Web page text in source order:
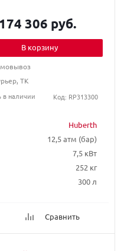
Huberth
12,5 атм (бар)
7,5 кВт
252 кг
300 л
Сравнить
174 306 руб.
В корзину
ТК
в наличии
Код: RP313300